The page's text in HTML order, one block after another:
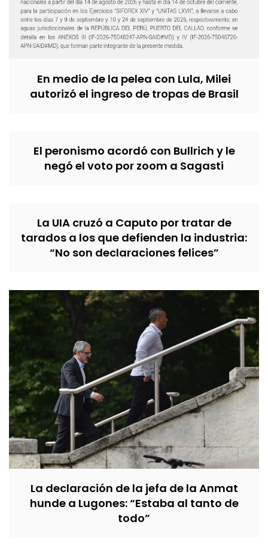
En medio de la pelea con Lula, Milei
autorizó el ingreso de tropas de Brasil
El peronismo acordó con Bullrich y le
negó el voto por zoom a Sagasti
La UIA cruzó a Caputo por tratar de
tarados a los que defienden la industria:
“No son declaraciones felices”
La declaración de la jefa de la Anmat
hunde a Lugones: “Estaba al tanto de
todo”